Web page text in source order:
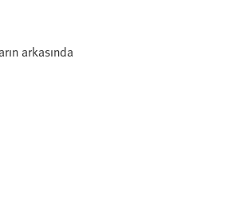
arkasında